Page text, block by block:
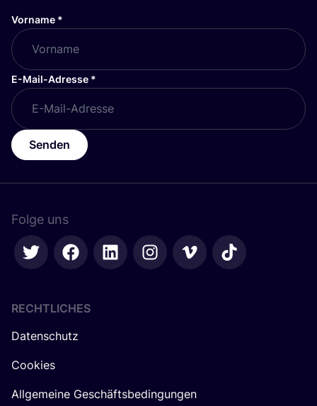
Vorname *
E-Mail-Adresse *
Senden
Folge uns
RECHTLICHES
Datenschutz
Cookies
Allgemeine Geschäftsbedingungen